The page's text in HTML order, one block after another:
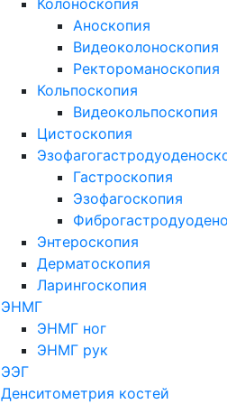
Колоноскопия
Аноскопия
Видеоколоноскопия
Ректороманоскопия
Кольпоскопия
Видеокольпоскопия
Цистоскопия
Гастроскопия
Эзофагоскопия
Энтероскопия
Дерматоскопия
Ларингоскопия
ЭНМГ
ЭНМГ ног
ЭНМГ рук
ЭЭГ
Денситометрия костей